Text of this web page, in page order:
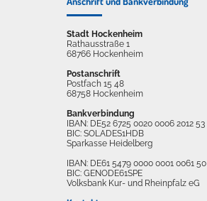
Stadt Hockenheim
Rathausstraße 1
68766 Hockenheim
Postanschrift
Postfach 15 48
68758 Hockenheim
Bankverbindung
IBAN: DE52 6725 0020 0006 2012 53
BIC: SOLADES1HDB
Sparkasse Heidelberg
IBAN: DE61 5479 0000 0001 0061 50
BIC: GENODE61SPE
Volksbank Kur- und Rheinpfalz eG